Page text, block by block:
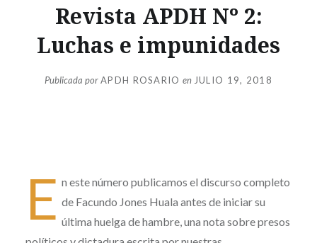
Revista APDH Nº 2:
Luchas e impunidades
Publicada porAPDH ROSARIO en JULIO 19, 2018
E n este número publicamos el discurso completo
de Facundo Jones Huala antes de iniciar su
última huelga de hambre, una nota sobre presos